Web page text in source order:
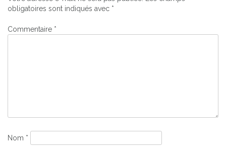
obligatoires sont indiqués avec *
Commentaire *
Nom *